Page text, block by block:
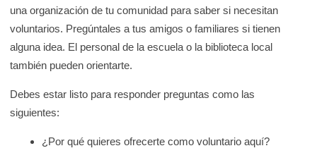
una organización de tu comunidad para saber si necesitan
voluntarios. Pregúntales a tus amigos o familiares si tienen
alguna idea. El personal de la escuela o la biblioteca local
también pueden orientarte.
Debes estar listo para responder preguntas como las
siguientes:
¿Por qué quieres ofrecerte como voluntario aquí?